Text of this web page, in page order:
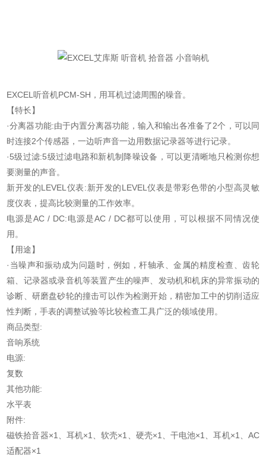
EXCEL听音机PCM-SH，用耳机过滤周围的噪音。
【特长】
·分离器功能:由于内置分离器功能，输入和输出各准备了2个，可以同
时连接2个传感器，一边听声音一边用数据记录器等进行记录。
·5级过滤:5级过滤电路和新机制降噪设备，可以更清晰地只检测你想
要测量的声音。
新开发的LEVEL仪表:新开发的LEVEL仪表是带彩色带的小型高灵敏
度仪表，提高比较测量的工作效率。
电源是AC / DC:电源是AC / DC都可以使用，可以根据不同情况使
用。
【用途】
·当噪声和振动成为问题时，例如，杆轴承、金属的精度检查、齿轮
箱、记录器或录音机等装置产生的噪声、发动机和机床的异常振动的
诊断、研磨盘砂轮的撞击可以作为检测开始，精密加工中的切削适应
性判断，手表的调整试验等比较检查工具广泛的领域使用。
商品类型:
音响系统
电源:
复数
其他功能:
水平表
附件:
磁铁拾音器×1、耳机×1、软壳×1、硬壳×1、干电池×1、耳机×1、AC
适配器×1